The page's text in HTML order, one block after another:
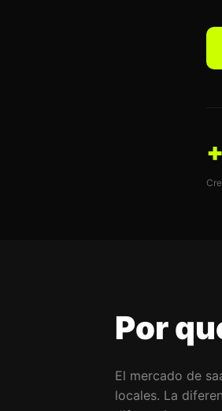
Por
El mercado de
locales. La